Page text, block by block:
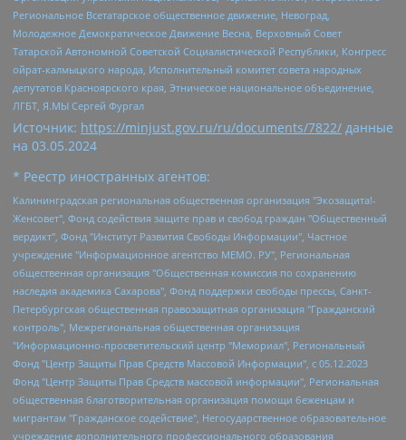
Региональное Всетатарское общественное движение, Невоград,
Молодежное Демократическое Движение Весна, Верховный Совет
Татарской Автономной Советской Социалистической Республики, Конгресс
ойрат-калмыцкого народа, Исполнительный комитет совета народных
депутатов Красноярского края, Этническое национальное объединение,
ЛГБТ, Я.МЫ Сергей Фургал
Источник: https://minjust.gov.ru/ru/documents/7822/ данные
на 03.05.2024
* Реестр иностранных агентов:
Калининградская региональная общественная организация "Экозащита!-Женсовет", Фонд содействия защите прав и свобод граждан "Общественный вердикт", Фонд "Институт Развития Свободы Информации", Частное учреждение "Информационное агентство МЕМО. РУ", Региональная общественная организация "Общественная комиссия по сохранению наследия академика Сахарова", Фонд поддержки свободы прессы, Санкт-Петербургская общественная правозащитная организация "Гражданский контроль", Межрегиональная общественная организация "Информационно-просветительский центр "Мемориал", Региональный Фонд "Центр Защиты Прав Средств Массовой Информации", с 05.12.2023 Фонд "Центр Защиты Прав Средств массовой информации", Региональная общественная благотворительная организация помощи беженцам и мигрантам "Гражданское содействие", Негосударственное образовательное учреждение дополнительного профессионального образования (повышение квалификации) специалистов "АКАДЕМИЯ ПО ПРАВАМ ЧЕЛОВЕКА", Свердловская региональная общественная организация "Сутяжник", Автономная некоммерческая организация "Центр независимых социологических исследований", Союз общественных объединений "Российский исследовательский центр по правам человека", Региональное общественное учреждение научно-информационный центр "МЕМОРИАЛ", Некоммерческая организация "Фонд защиты гласности", Автономная некоммерческая организация "Институт прав человека", Городская общественная организация "Екатеринбургское общество "МЕМОРИАЛ", Городская общественная организация "Рязанское историко-просветительское и правозащитное общество "Мемориал" (Рязанский Мемориал), Челябинский региональный орган общественной самодеятельности – женское общественное объединение "Женщины Евразии", Челябинский региональный орган общественной самодеятельности "Уральская правозащитная группа", Фонд содействия защите здоровья и социальной справедливости имени Андрея Рылькова, Автономная Некоммерческая Организация "Аналитический Центр Юрия Левады", Автономная некоммерческая организация социальной поддержки населения "Проект Апрель", Региональная общественная организация помощи женщинам и детям, находящимся в кризисной ситуации "Информационно-методический центр "Анна", Фонд содействия развитию массовых коммуникаций и правовому просвещению "Так-так-Так", Фонд содействия устойчивому развитию "Серебряная тайга", Свердловский региональный общественный фонд социальных проектов "Новое время", "Idel.Реалии", Кавказ.Реалии, Крым.Реалии, Телеканал Настоящее Время, Татаро-башкирская служба Радио Свобода (Azatliq Radiosi), Радио Свободная Европа/Радио Свобода (PCE/PC), "Сибирь.Реалии", "Фактограф", Благотворительный фонд помощи осужденным и их семьям, Автономная некоммерческая организация "Институт глобализации и социальных движений", Фонд "В защиту прав заключенных", Частное учреждение "Центр поддержки и содействия развитию средств массовой информации", Пензенский региональный общественный благотворительный фонд "Гражданский союз", "Север.Реалии", Некоммерческая организация Фонд "Правовая инициатива", Общество с ограниченной ответственностью "Радио Свободная Европа/Радио Свобода", Чешское информационное агентство "MEDIUM-ORIENT", Красноярская региональная общественная организация "Мы против СПИДа", Камалягин Денис Николаевич, Маркелов Сергей Евгеньевич, Пономарев Лев Александрович, Савицкая Людмила Алексеевна, Автономная некоммерческая организация "Центр по работе с проблемой насилия "НАСИЛИЮ.НЕТ", Межрегиональный профессиональный союз работников здравоохранения "Альянс врачей", Юридическое лицо, зарегистрированное в Латвийской Республике, SIA "Medusa Project" (регистрационный номер 40103797863, дата регистрации 10.06.2014), Некоммерческая организация "Фонд по борьбе с коррупцией", Автономная некоммерческая организация "Институт права и публичной политики", Баданин Роман Сергеевич, Гликин Максим Александрович, Железнова Мария Михайловна, Лукьянова Юлия Сергеевна, Маетная Елизавета Витальевна, Маняхин Петр Борисович, Чуракова Ольга Владимировна, Ярош Юлия Петровна, Юридическое лицо "The Insider SIA", зарегистрированное в Риге, Латвийская Республика (дата регистрации 26.06.2015), являющееся администратором доменного имени интернет-издания "The Insider SIA", https://theins.ru, Постернак Алексей Евгеньевич, Рубин Михаил Аркадьевич, Анин Роман Александрович, Юридическое лицо Istories fonds, зарегистрированное в Латвийской Республике (регистрационный номер 50008295751, дата регистрации 24.02.2020), Великовский Дмитрий Александрович, Долинина Ирина Николаевна, Мароховская Алеся Алексеевна, Шлейнов Роман Юрьевич, Шмагун Олеся Валентиновна, Общество с ограниченной ответственностью "Альтаир 2021", Общество с ограниченной ответственностью "Вега 2021", Общество с ограниченной ответственностью "Главный редактор 2021", Общество с ограниченной ответственностью "Ромашки монолит", Важенков Артем Валерьевич, Ивановская областная общественная организация "Центр гендерных исследований", Гурман Юрий Альбертович, Медиапроект "ОВД-Инфо", Егоров Владимир Владимирович, Жилинский Владимир Александрович, Общество с ограниченной ответственностью "ЗП", Иванова София Юрьевна, Карезина Инна Павловна, Кильтау Екатерина Викторовна, Петров Алексей Викторович, Пискунов Сергей Евгеньевич, Смирнов Сергей Сергеевич, Тихонов Михаил Сергеевич, Общество с ограниченной ответственностью "ЖУРНАЛИСТ-ИНОСТРАННЫЙ АГЕНТ", Арапова Галина Юрьевна, Вольтская Татьяна Анатольевна, Американская компания "Mason G.E.S. Anonymous Foundation" (США), являющаяся владельцем интернет-издания https://mnews.world/, Компания "Stichting Bellingcat", зарегистрированная в Нидерландах (дата регистрации 11.07.2018), Захаров Андрей Вячеславович, Клепиковская Екатерина Дмитриевна, Общество с ограниченной ответственностью "МЕМО", Перл Роман Александрович, Симонов Евгений Алексеевич, Соловьева Елена Анатольевна, Сотников Даниил Владимирович, Сурначева Елизавета Дмитриевна, Автономная некоммерческая организация по защите прав человека и информированию населения "Якутия – Наше Мнение", Общество с ограниченной ответственностью "Москоу диджитал медиа", с 26.01.2023 Общество с ограниченной ответственностью "Чайка Белые сады", Ветошкина Валерия Валерьевна, Заговора Максим Александрович, Межрегиональное общественное движение "Российская ЛГБТ - сеть", Оленичев Максим Владимирович, Павлов Иван Юрьевич, Скворцова Елена Сергеевна, Общество с ограниченной ответственностью "Как бы инагент", Кочетков Игорь Викторович, Общество с ограниченной ответственностью "Честные выборы", Еланчик Олег Александрович, Общество с ограниченной ответственностью "Нобелевский призыв", Гималова Регина Эмилевна, Григорьев Андрей Валерьевич, Григорьева Алина Александровна, Ассоциация по содействию защите прав призывников, альтернативнослужащих и военнослужащих "Правозащитная группа "Гражданин.Армия.Право", Хисамова Регина Фаритовна, Автономная некоммерческая организация по реализации социально-правовых программ "Лилит", Дальневосточное общественное движение "Маяк", Санкт-Петербургская ЛГБТ-инициативная группа "Выход", Инициативная группа ЛГБТ+ "Реверс", Алексеев Андрей Викторович, Бекбулатова Таисия Львовна, Беляев Иван Михайлович, Владыкина Елена Сергеевна, Гельман Марат Александрович, Никульшина Вероника Юрьевна, Толоконникова Надежда Андреевна, Шендерович Виктор Анатольевич, Общество с ограниченной ответственностью "Данное сообщение", Общество с ограниченной ответственностью Издательский дом "Новая глава", Айнбиндер Александра Александровна, Московский комьюнити-центр для ЛГБТ+инициатив, Благотворительный фонд развития филантропии, Deutsche Welle (Германия, Kurt-Schumacher-Strasse 3, 53113 Bonn), Борзунова Мария Михайловна, Воробьев Виктор Викторович, Голубева Анна Львовна, Константинова Алла Михайловна, Малкова Ирина Владимировна, Мурадов Мурад Абдулгалимович, Осетинская Елизавета Николаевна, Понасенков Евгений Николаевич, Ганапольский Матвей Юрьевич, Киселев Евгений Алексеевич, Борухович Ирина Григорьевна, Дремин Иван Тимофеевич, Дубровский Дмитрий Викторович, Красноярская региональная общественная организация поддержки и развития альтернативных образовательных технологий и межкультурных коммуникаций "ИНТЕРРА", Маяковская Екатерина Алексеевна, Фейгин Марк Захарович, Филимонов Андрей Викторович, Дзугкоева Регина Николаевна, Доброхотов Роман Александрович, Дудь Юрий Александрович, Елкин Сергей Владимирович, Кругликов Кирилл Игоревич, Сабунаева Мария Леонидовна, Семенов Алексей Владимирович, Шаинян Карен Багратович, Шульман Екатерина Михайловна, Асафьев Артур Валерьевич, Вахштайн Виктор Семенович, Венедиктов Алексей Алексеевич, Лушникова Екатерина Евгеньевна, Волков Леонид Михайлович, Невзоров Александр Глебович, Пархоменко Сергей Борисович, Сироткин Ярослав Николаевич, Кара-Мурза Владимир Владимирович, Баранова Наталья Владимировна, Гозман Леонид Яковлевич, Кагарлицкий Борис Юльевич, Климарев Михаил Валерьевич, Милов Владимир Станиславович, Автономная некоммерческая организация Краснодарский центр современного искусства "Типография", Моргенштерн Алишер Тагирович, Соболь Любовь Эдуардовна, Общество с ограниченной ответственностью "ЛИЗА НОРМ", Каспаров Гарри Кимович, Ходорковский Михаил Борисович, Общество с ограниченной ответственностью "Апрельские тезисы", Данилович Ирина Брониславовна, Кашин Олег Владимирович, Петров Николай Владимирович, Пивоваров Алексей Владимирович, Соколов Михаил Владимирович, Цветкова Юлия Владимировна, Чичваркин Евгений Александрович, Комитет против пыток/Команда против пыток, Общество с ограниченной ответственностью "Первый научный", Общество с ограниченной ответственностью "Вертолет и ко", Белоцерковская Вероника Борисовна, Кац Максим Евгеньевич, Лазарева Татьяна Юрьевна, Шаведдинов Руслан Табризович, Яшин Илья Валерьевич, Общество с ограниченной ответственностью "Иноагент ААВ", Алешковский Дмитрий Петрович, Альбац Евгения Марковна, Быков Дмитрий Львович, Галямина Юлия Евгеньевна, Лойко Сергей Леонидович, Мартынов Кирилл Константинович, Медведев Сергей Александрович, Крашенинников Федор Геннадиевич, Гордеева Катерина Вл